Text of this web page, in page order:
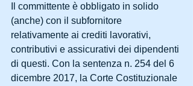
Il committente è obbligato in solido
(anche) con il subfornitore
relativamente ai crediti lavorativi,
contributivi e assicurativi dei dipendenti
di questi. Con la sentenza n. 254 del 6
dicembre 2017, la Corte Costituzionale